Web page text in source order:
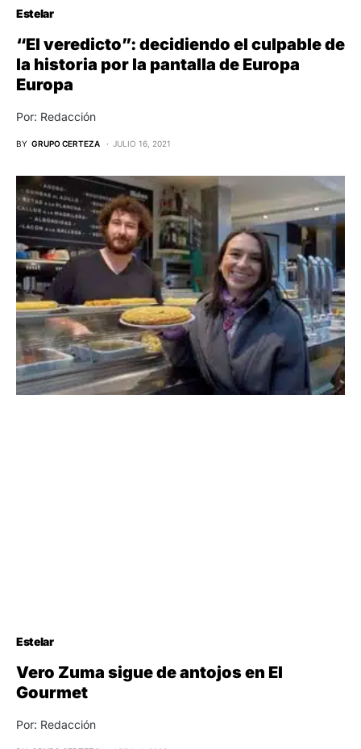
Estelar
“El veredicto”: decidiendo el culpable de
la historia por la pantalla de Europa
Europa
Por: Redacción
BY GRUPO CERTEZA JULIO 16, 2021
Estelar
Vero Zuma sigue de antojos en El
Gourmet
Por: Redacción